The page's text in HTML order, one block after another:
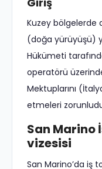
Kuzey bölgelerde
(doğa yürüyüşü)
Hükümeti
operatörü
Mektuplarını
etmeleri
San Marino
vizesisi
San Marino’da iş